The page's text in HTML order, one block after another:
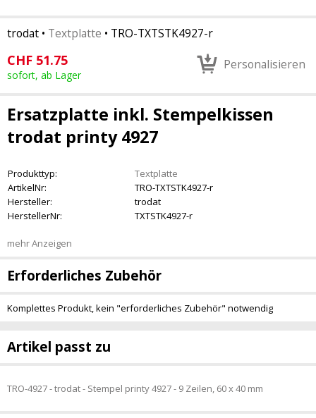
trodat • Textplatte • TRO-TXTSTK4927-r
CHF 51.75
sofort, ab Lager
Personalisieren
Ersatzplatte inkl. Stempelkissen
trodat printy 4927
Produkttyp:
Textplatte
ArtikelNr:
TRO-TXTSTK4927-r
Hersteller:
trodat
HerstellerNr:
TXTSTK4927-r
mehr Anzeigen
Erforderliches Zubehör
Komplettes Produkt, kein "erforderliches Zubehör" notwendig
Artikel passt zu
TRO-4927 - trodat - Stempel printy 4927 - 9 Zeilen, 60 x 40 mm